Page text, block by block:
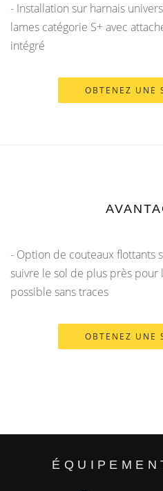
- Installation sur harnais
lames catégorie S+ avec
intégré
OBTENEZ UNE
- Option de couteaux flottants
suivre le sol de plus près pour
possible sans traces
OBTENEZ UNE